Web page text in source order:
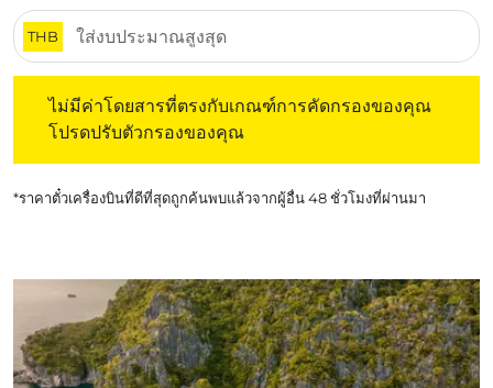
THB
ไม่มีค่าโดยสารที่ตรงกับเกณฑ์การคัดกรองของคุณ
โปรดปรับตัวกรองของคุณ
*ราคาตั๋วเครื่องบินที่ดีที่สุดถูกค้นพบแล้วจากผู้อื่น 48 ชั่วโมงที่ผ่านมา